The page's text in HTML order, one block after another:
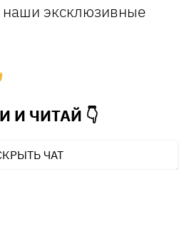
наши эксклюзивные
И ЧИТАЙ 👇
ЧАТ